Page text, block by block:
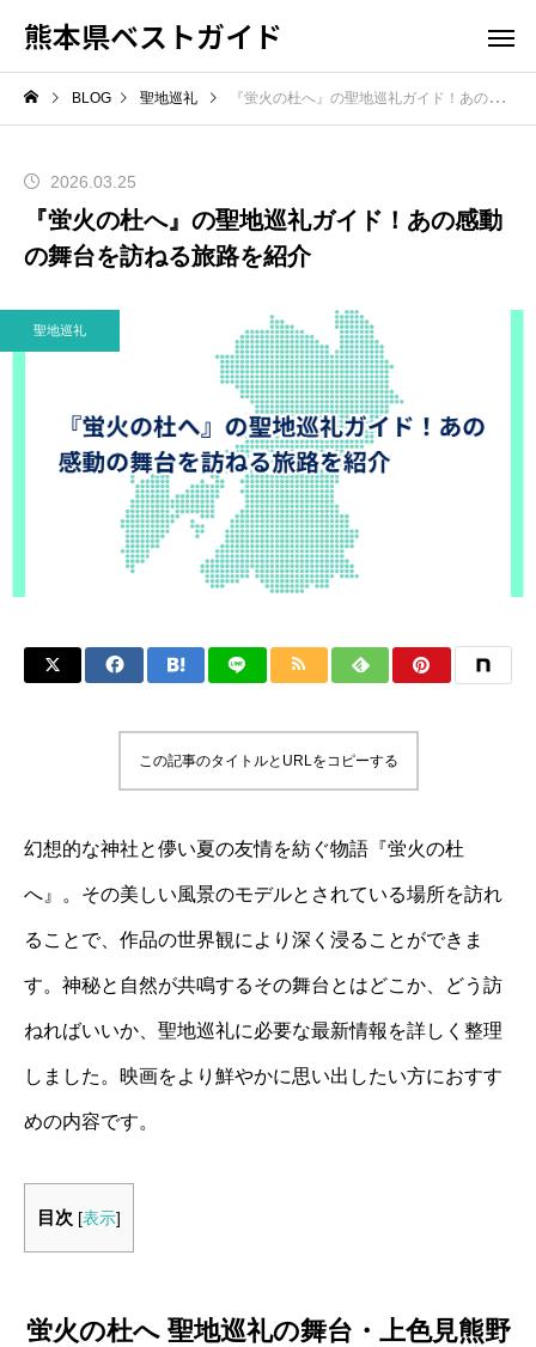
熊本県ベストガイド
BLOG 聖地巡礼 『蛍火の杜へ』の聖地巡礼ガイド！あの感動の舞台を訪ねる旅路を紹介
2026.03.25
『蛍火の杜へ』の聖地巡礼ガイド！あの感動
の舞台を訪ねる旅路を紹介
聖地巡礼
この記事のタイトルとURLをコピーする
幻想的な神社と儚い夏の友情を紡ぐ物語『蛍火の杜
へ』。その美しい風景のモデルとされている場所を訪れ
ることで、作品の世界観により深く浸ることができま
す。神秘と自然が共鳴するその舞台とはどこか、どう訪
ねればいいか、聖地巡礼に必要な最新情報を詳しく整理
しました。映画をより鮮やかに思い出したい方におすす
めの内容です。
目次 [表示]
蛍火の杜へ 聖地巡礼の舞台・上色見熊野